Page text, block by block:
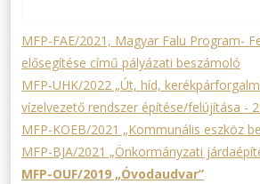
MFP-FAE/2021, Magyar Falu Program-
elősegítése című pályázati beszámoló
MFP-UHK/2022 „Út, híd,
vízelvezető rendszer építése/felújítása -
MFP-KOEB/2021 „Kommunális eszköz
MFP-BJA/2021 „Önkormányzati
MFP-OUF/2019 „Óvodaudvar”